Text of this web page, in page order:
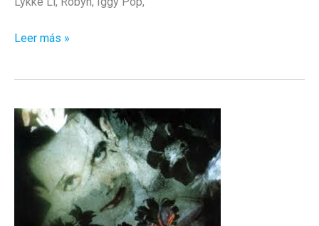
Eventos
2019
Leer más »